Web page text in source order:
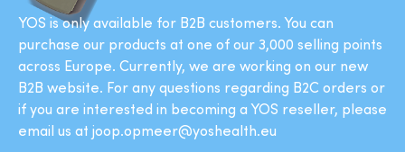
YOS is only available for B2B customers. You can
purchase our products at one of our 3,000 selling points
across Europe. Currently, we are working on our new
B2B website. For any questions regarding B2C orders or
if you are interested in becoming a YOS reseller, please
email us at joop.opmeer@yoshealth.eu